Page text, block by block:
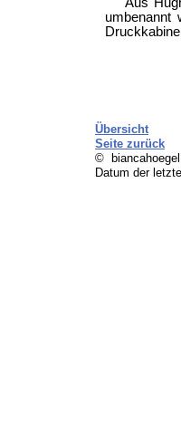
Aus
umbenannt
Übersicht
Seite zurück
©
Datum der